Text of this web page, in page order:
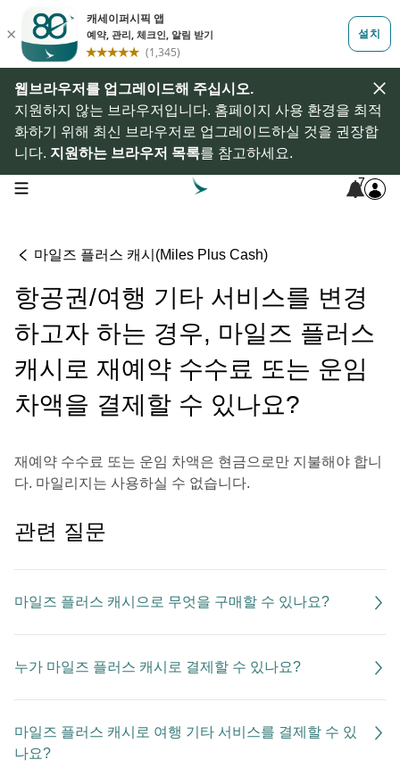
웹브라우저를 업그레이드해 주십시오.
지원하지 않는 브라우저입니다. 홈페이지 사용 환경을 최적
화하기 위해 최신 브라우저로 업그레이드하실 것을 권장합
니다. 지원하는 브라우저 목록를 참고하세요.
open navigation menu 7
마일즈 플러스 캐시(Miles Plus Cash)
항공권/여행 기타 서비스를 변경
하고자 하는 경우, 마일즈 플러스
캐시로 재예약 수수료 또는 운임
차액을 결제할 수 있나요?
재예약 수수료 또는 운임 차액은 현금으로만 지불해야 합니
다. 마일리지는 사용하실 수 없습니다.
관련 질문
마일즈 플러스 캐시으로 무엇을 구매할 수 있나요?
누가 마일즈 플러스 캐시로 결제할 수 있나요?
마일즈 플러스 캐시로 여행 기타 서비스를 결제할 수 있
나요?